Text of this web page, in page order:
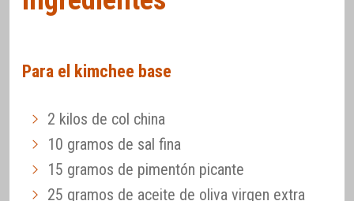
Para el kimchee base
2 kilos de col china
10 gramos de sal fina
15 gramos de pimentón picante
25 gramos de aceite de oliva virgen extra